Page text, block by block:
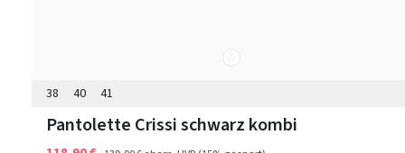
38 40 41
Pantolette Crissi schwarz kombi